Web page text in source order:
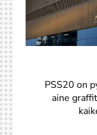
PSS20 on
aine